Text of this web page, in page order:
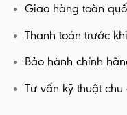
Giao hàng toàn
Thanh toán trước
Bảo hành chính
Tư vấn kỹ thuật chu